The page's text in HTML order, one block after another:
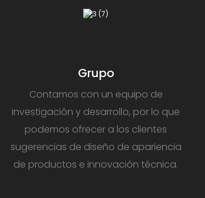
Grupo
Contamos con un equipo de
investigación y desarrollo, por lo que
podemos ofrecer a los clientes
sugerencias de diseño de apariencia
de productos e innovación técnica.